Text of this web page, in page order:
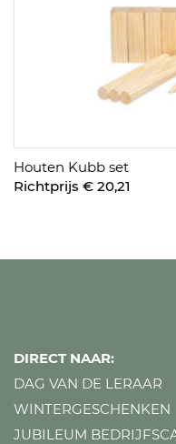
Houten Kubb set
Richtprijs € 20,21
DIRECT NAAR:
DAG VAN DE LERAAR
WINTERGESCHENKEN
JUBILEUM